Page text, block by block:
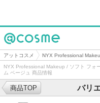
@cosme
アットコスメ NYX Professional
NYX Professional Makeup / ソフト フォ
ム ベージュ 商品情報
バリ
商品TOP